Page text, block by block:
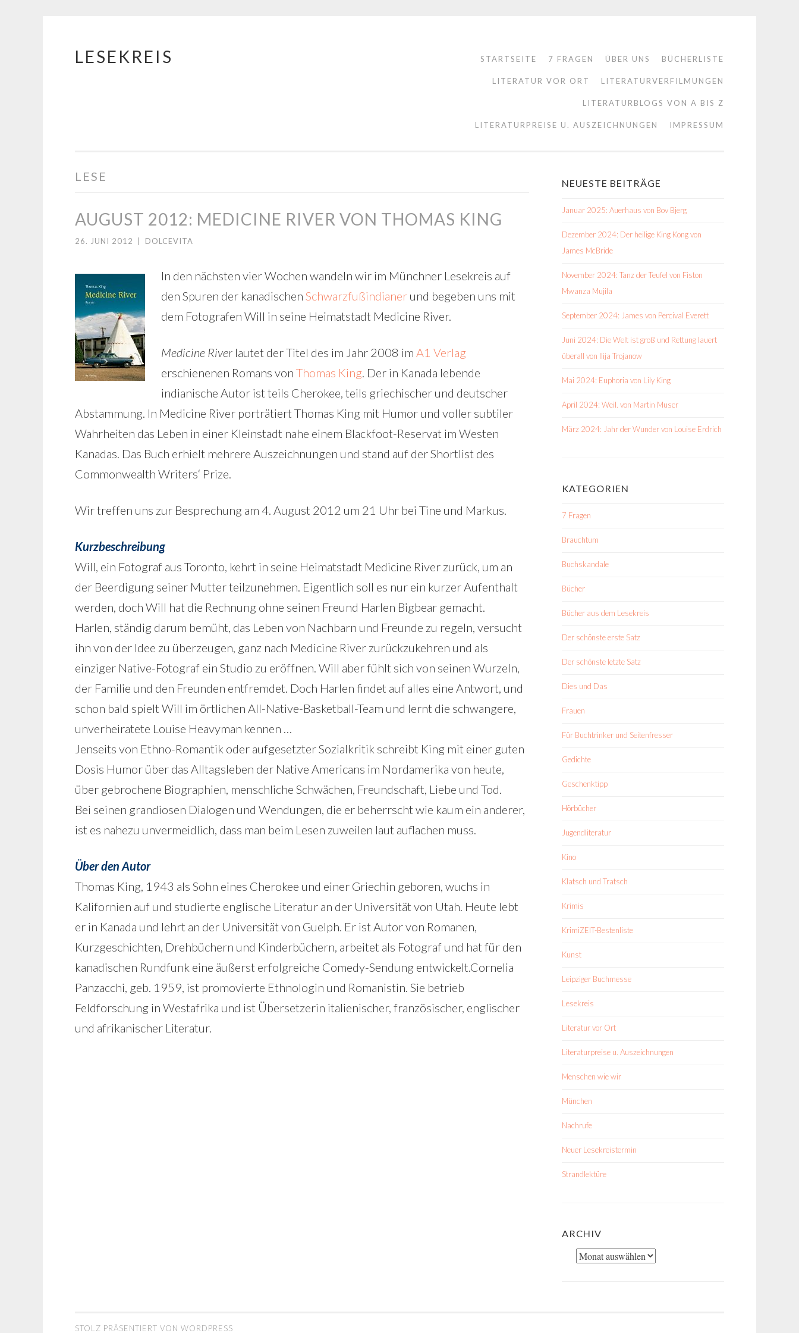
Springe
LESEKREIS STARTSEITE 7 FRAGEN ÜBER UNS BÜCHERLISTE
LITERATUR VOR ORT LITERATURVERFILMUNGEN
LITERATURBLOGS VON A BIS Z
LITERATURPREISE U. AUSZEICHNUNGEN IMPRESSUM
LESE
AUGUST 2012: MEDICINE RIVER VON THOMAS KING
26. JUNI 2012 DOLCEVITA
In den nächsten vier Wochen wandeln wir im Münchner Lesekreis auf
den Spuren der kanadischen Schwarzfußindianer und begeben uns mit
dem Fotografen Will in seine Heimatstadt Medicine River.
Medicine River lautet der Titel des im Jahr 2008 im A1 Verlag
erschienenen Romans von Thomas King. Der in Kanada lebende
indianische Autor ist teils Cherokee, teils griechischer und deutscher
Abstammung. In Medicine River porträtiert Thomas King mit Humor und voller subtiler
Wahrheiten das Leben in einer Kleinstadt nahe einem Blackfoot-Reservat im Westen
Kanadas. Das Buch erhielt mehrere Auszeichnungen und stand auf der Shortlist des
Commonwealth Writers‘ Prize.
Wir treffen uns zur Besprechung am 4. August 2012 um 21 Uhr bei Tine und Markus.
Kurzbeschreibung
Will, ein Fotograf aus Toronto, kehrt in seine Heimatstadt Medicine River zurück, um an
der Beerdigung seiner Mutter teilzunehmen. Eigentlich soll es nur ein kurzer Aufenthalt
werden, doch Will hat die Rechnung ohne seinen Freund Harlen Bigbear gemacht.
Harlen, ständig darum bemüht, das Leben von Nachbarn und Freunde zu regeln, versucht
ihn von der Idee zu überzeugen, ganz nach Medicine River zurückzukehren und als
einziger Native-Fotograf ein Studio zu eröffnen. Will aber fühlt sich von seinen Wurzeln,
der Familie und den Freunden entfremdet. Doch Harlen findet auf alles eine Antwort, und
schon bald spielt Will im örtlichen All-Native-Basketball-Team und lernt die schwangere,
unverheiratete Louise Heavyman kennen …
Jenseits von Ethno-Romantik oder aufgesetzter Sozialkritik schreibt King mit einer guten
Dosis Humor über das Alltagsleben der Native Americans im Nordamerika von heute,
über gebrochene Biographien, menschliche Schwächen, Freundschaft, Liebe und Tod.
Bei seinen grandiosen Dialogen und Wendungen, die er beherrscht wie kaum ein anderer,
ist es nahezu unvermeidlich, dass man beim Lesen zuweilen laut auflachen muss.
Über den Autor
Thomas King, 1943 als Sohn eines Cherokee und einer Griechin geboren, wuchs in
Kalifornien auf und studierte englische Literatur an der Universität von Utah. Heute lebt
er in Kanada und lehrt an der Universität von Guelph. Er ist Autor von Romanen,
Kurzgeschichten, Drehbüchern und Kinderbüchern, arbeitet als Fotograf und hat für den
kanadischen Rundfunk eine äußerst erfolgreiche Comedy-Sendung entwickelt.Cornelia
Panzacchi, geb. 1959, ist promovierte Ethnologin und Romanistin. Sie betrieb
Feldforschung in Westafrika und ist Übersetzerin italienischer, französischer, englischer
und afrikanischer Literatur.
NEUESTE BEITRÄGE
Januar 2025: Auerhaus von Bov Bjerg
Dezember 2024: Der heilige King Kong von
James McBride
November 2024: Tanz der Teufel von Fiston
Mwanza Mujila
September 2024: James von Percival Everett
Juni 2024: Die Welt ist groß und Rettung lauert
überall von Ilija Trojanow
Mai 2024: Euphoria von Lily King
April 2024: Weil. von Martin Muser
März 2024: Jahr der Wunder von Louise Erdrich
KATEGORIEN
7 Fragen
Brauchtum
Buchskandale
Bücher
Bücher aus dem Lesekreis
Der schönste erste Satz
Der schönste letzte Satz
Dies und Das
Frauen
Für Buchtrinker und Seitenfresser
Gedichte
Geschenktipp
Hörbücher
Jugendliteratur
Kino
Klatsch und Tratsch
Krimis
KrimiZEIT-Bestenliste
Kunst
Leipziger Buchmesse
Lesekreis
Literatur vor Ort
Literaturpreise u. Auszeichnungen
Menschen wie wir
München
Nachrufe
Neuer Lesekreistermin
Strandlektüre
ARCHIV
Archiv
STOLZ PRÄSENTIERT VON WORDPRESS